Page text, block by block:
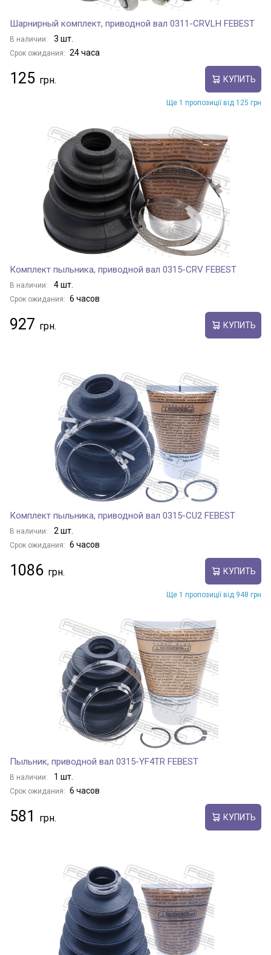
Шарнирный комплект, приводной вал 0311-CRVLH FEBEST
В наличии: 3 шт.
Срок ожидания: 24 часа
125 КУПИТЬ
Ще 1 пропозиції від 125 грн
Комплект пыльника, приводной вал 0315-CRV FEBEST
В наличии: 4 шт.
Срок ожидания: 6 часов
927 КУПИТЬ
Комплект пыльника, приводной вал 0315-CU2 FEBEST
В наличии: 2 шт.
Срок ожидания: 6 часов
1086 КУПИТЬ
Ще 1 пропозиції від 948 грн
Пыльник, приводной вал 0315-YF4TR FEBEST
В наличии: 1 шт.
Срок ожидания: 6 часов
581 КУПИТЬ